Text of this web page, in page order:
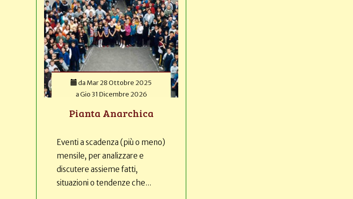
da Mar 28 Ottobre 2025
aGio 31 Dicembre 2026
Pianta Anarchica
Eventi a scadenza (più o meno)
mensile, per analizzare e
discutere assieme fatti,
situazioni o tendenze che...